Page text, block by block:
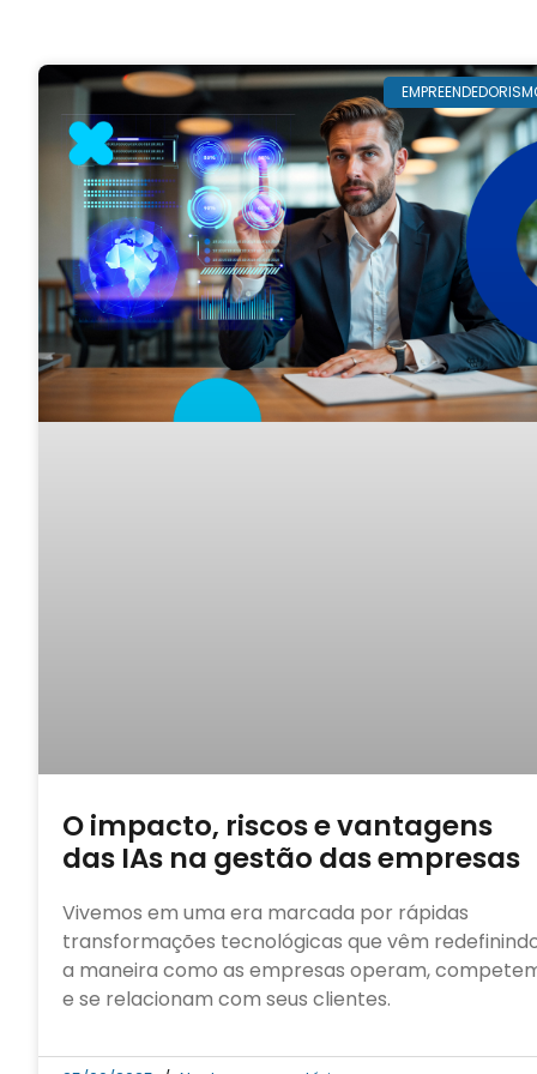
O impacto, riscos e vantagens
das IAs na gestão das empresas
Vivemos em uma era marcada por rápidas
transformações tecnológicas que vêm
a maneira como as empresas operam,
e se relacionam com seus clientes.